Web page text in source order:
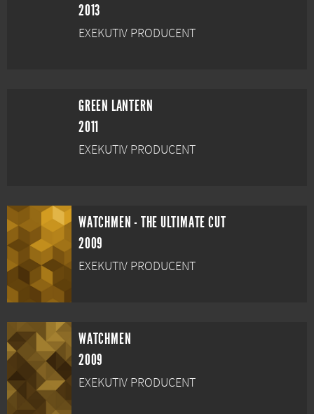
2013
EXEKUTIV PRODUCENT
GREEN LANTERN
2011
EXEKUTIV PRODUCENT
WATCHMEN - THE ULTIMATE CUT
2009
EXEKUTIV PRODUCENT
WATCHMEN
2009
EXEKUTIV PRODUCENT